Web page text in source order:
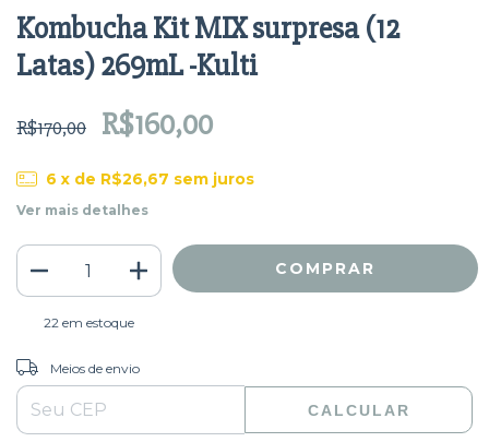
Kombucha Kit MIX surpresa (12
Latas) 269mL -Kulti
R$170,00 R$160,00
6 x de R$26,67 sem juros
Ver mais detalhes
22 em estoque
Entregas para o CEP:
Meios de envio
CALCULAR